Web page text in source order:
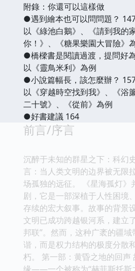
附錄：你還可以這樣做
●遇到繪本也可以問問題？
以《綠池白鵝》、《請到我的
你！》、《糖果樂園大冒險》
●橋樑書是閱讀過渡，提問好
以《靈鳥米利》為例
●小說篇幅長，該怎麼辦？
以《穿越時空找到我》、《浴
二十號》、《從前》為例
●好書建議 164
前言/序言
沉醉于未知的群星之下：科幻
言：当人类文明的边界被无限
场孤独的远征。 《星海孤灯》
剧，它是一部深植于人性困境
存续的宏大叙事。故事的背景
文明已成功跨越银河系，建立
邦联”。然而，这种广袤的疆
谐，而是权力结构的极度分散
朽。 第一部：黄昏之地的回声